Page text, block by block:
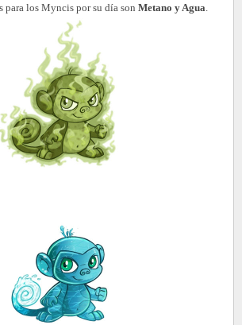
para los Myncis por su día son Metano y Agua